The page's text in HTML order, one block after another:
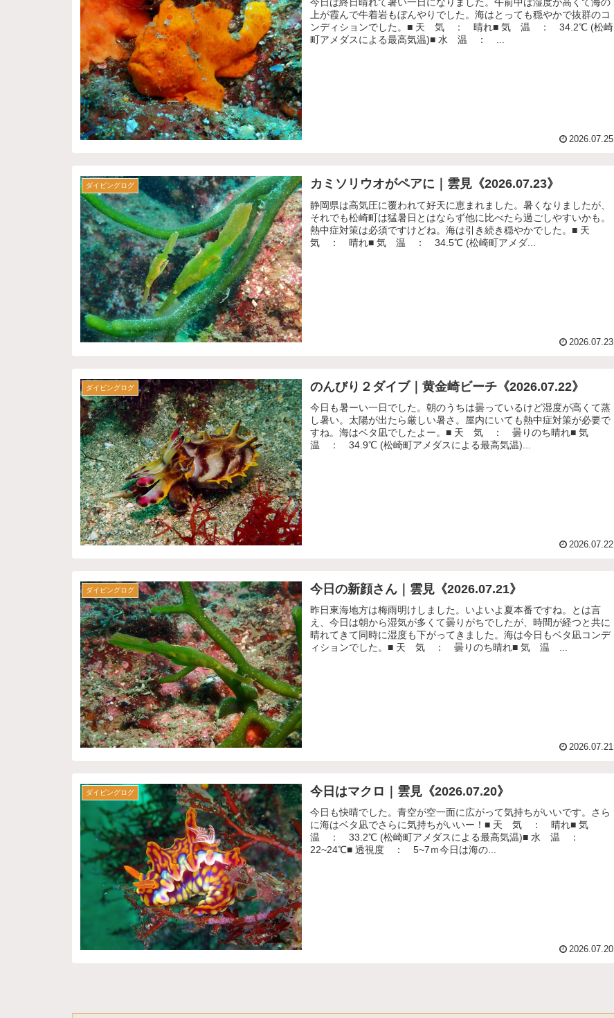
今日は終日晴れて暑い一日になりました。午前中は湿度が高くて海の
上が霞んで牛着岩もぼんやりでした。海はとっても穏やかで抜群のコ
ンディションでした。■ 天 気 ： 晴れ■ 気 温 ： 34.2℃ (松崎
町アメダスによる最高気温)■ 水 温 ： ...
2026.07.25
ダイビングログ カミソリウオがペアに｜雲見《2026.07.23》
静岡県は高気圧に覆われて好天に恵まれました。暑くなりましたが、
それでも松崎町は猛暑日とはならず他に比べたら過ごしやすいかも。
熱中症対策は必須ですけどね。海は引き続き穏やかでした。■ 天
気 ： 晴れ■ 気 温 ： 34.5℃ (松崎町アメダ...
2026.07.23
ダイビングログ のんびり２ダイブ｜黄金崎ビーチ《2026.07.22》
今日も暑ーい一日でした。朝のうちは曇っているけど湿度が高くて蒸
し暑い。太陽が出たら厳しい暑さ。屋内にいても熱中症対策が必要で
すね。海はベタ凪でしたよー。■ 天 気 ： 曇りのち晴れ■ 気
温 ： 34.9℃ (松崎町アメダスによる最高気温)...
2026.07.22
ダイビングログ 今日の新顔さん｜雲見《2026.07.21》
昨日東海地方は梅雨明けしました。いよいよ夏本番ですね。とは言
え、今日は朝から湿気が多くて曇りがちでしたが、時間が経つと共に
晴れてきて同時に湿度も下がってきました。海は今日もベタ凪コンデ
ィションでした。■ 天 気 ： 曇りのち晴れ■ 気 温 ...
2026.07.21
ダイビングログ 今日はマクロ｜雲見《2026.07.20》
今日も快晴でした。青空が空一面に広がって気持ちがいいです。さら
に海はベタ凪でさらに気持ちがいいー！■ 天 気 ： 晴れ■ 気
温 ： 33.2℃ (松崎町アメダスによる最高気温)■ 水 温 ：
22~24℃■ 透視度 ： 5~7ｍ今日は海の...
2026.07.20